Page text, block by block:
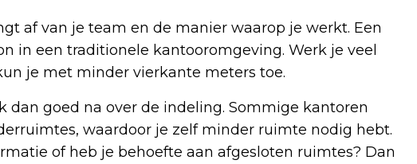
af van je team en de manier waarop je werkt. Een
in een traditionele kantooromgeving. Werk je veel
je met minder vierkante meters toe.
dan goed na over de indeling. Sommige kantoren
waardoor je zelf minder ruimte nodig hebt.
of heb je behoefte aan afgesloten ruimtes? Dan